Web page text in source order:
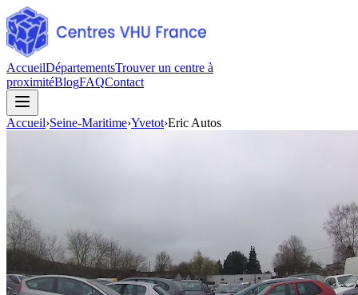
AccueilDépartementsTrouver un centre à
proximitéBlogFAQContact
Accueil›Seine-Maritime›Yvetot›Eric Autos